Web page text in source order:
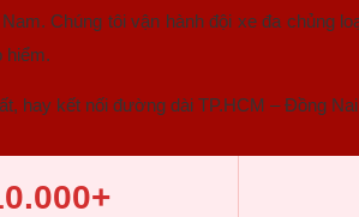
Chúng tôi vận hành đội xe đa chủng
hiểm.
hay kết nối đường dài TP.HCM – Đồng